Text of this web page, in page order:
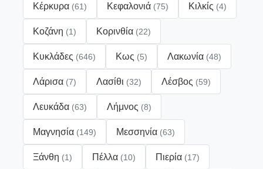
Κέρκυρα (61) Κεφαλονιά (75) Κιλκίς (4)
Κοζάνη (1) Κορινθία (22)
Κυκλάδες (646) Κως (5) Λακωνία (48)
Λάρισα (7) Λασίθι (32) Λέσβος (59)
Λευκάδα (63) Λήμνος (8)
Μαγνησία (149) Μεσσηνία (63)
Ξάνθη (1) Πέλλα (10) Πιερία (17)